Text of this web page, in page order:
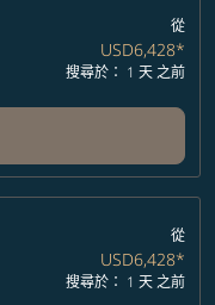
從
USD6,428*
搜尋於： 1 天 之前
從
USD6,428*
搜尋於： 1 天 之前